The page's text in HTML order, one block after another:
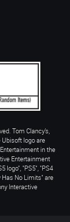
Tom Clancy’s,
Ubisoft logo are
in the
Entertainment
logo", "PS5", "PS4
Has No Limits" are
Interactive